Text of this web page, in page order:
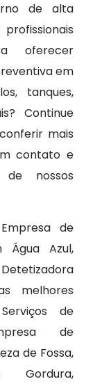
de alta
oferecer
em
tanques,
Continue
mais
contato e
nossos
de
Água Azul,
melhores
de
de
de Fossa,